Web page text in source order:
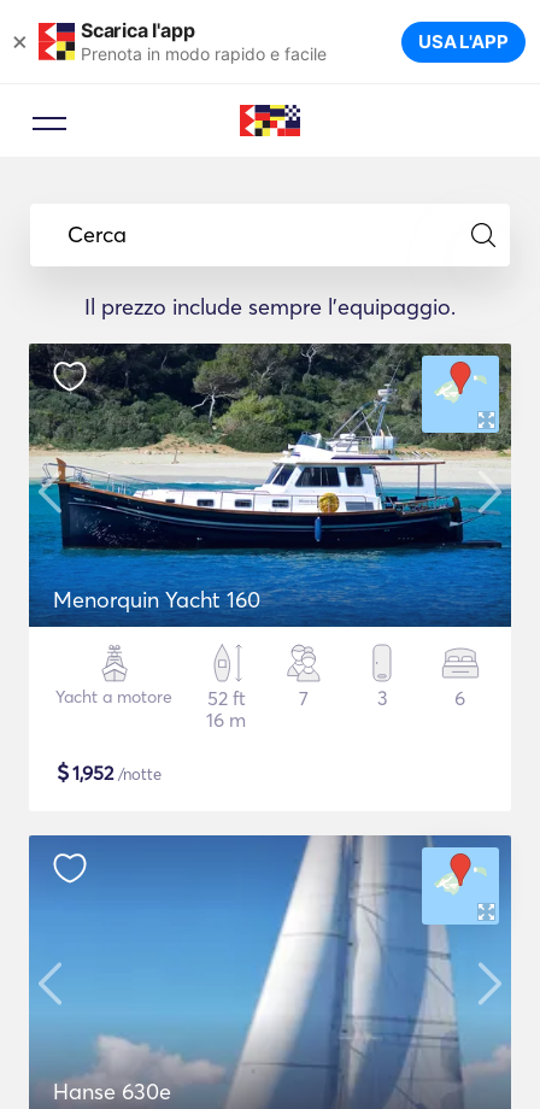
× Scarica l'app
Prenota in modo rapido e facile USA L'APP
Cerca
Il prezzo include sempre l'equipaggio.
Menorquin Yacht 160
Yacht a motore
52 ft
16 m
7 3 6
$1,952/notte
Hanse 630e